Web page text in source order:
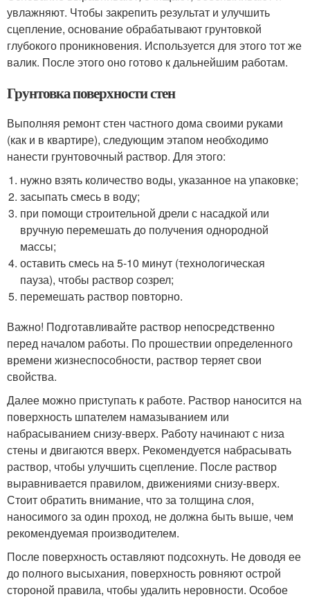
увлажняют. Чтобы закрепить результат и улучшить
сцепление, основание обрабатывают грунтовкой
глубокого проникновения. Используется для этого тот же
валик. После этого оно готово к дальнейшим работам.
Грунтовка поверхности стен
Выполняя ремонт стен частного дома своими руками
(как и в квартире), следующим этапом необходимо
нанести грунтовочный раствор. Для этого:
нужно взять количество воды, указанное на упаковке;
засыпать смесь в воду;
при помощи строительной дрели с насадкой или
вручную перемешать до получения однородной
массы;
оставить смесь на 5-10 минут (технологическая
пауза), чтобы раствор созрел;
перемешать раствор повторно.
Важно! Подготавливайте раствор непосредственно
перед началом работы. По прошествии определенного
времени жизнеспособности, раствор теряет свои
свойства.
Далее можно приступать к работе. Раствор наносится на
поверхность шпателем намазыванием или
набрасыванием снизу-вверх. Работу начинают с низа
стены и двигаются вверх. Рекомендуется набрасывать
раствор, чтобы улучшить сцепление. После раствор
выравнивается правилом, движениями снизу-вверх.
Стоит обратить внимание, что за толщина слоя,
наносимого за один проход, не должна быть выше, чем
рекомендуемая производителем.
После поверхность оставляют подсохнуть. Не доводя ее
до полного высыхания, поверхность ровняют острой
стороной правила, чтобы удалить неровности. Особое